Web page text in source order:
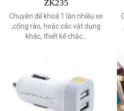
ZK235
Chuyên để khoá 1 lần nhiều xe
,cổng rào, hoặc các vật dụng
khác, thiết kế chắc...